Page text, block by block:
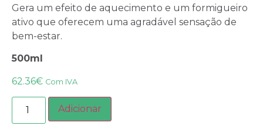
Gera um efeito de aquecimento e um formigueiro
ativo que oferecem uma agradável sensação de
bem-estar.
500ml
62.36€ Com IVA
Adicionar